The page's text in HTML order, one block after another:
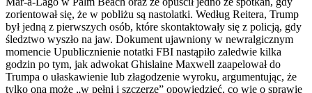
zorientował się, że w pobliżu są nastolatki. Według Reitera, Trump
był jedną z pierwszych osób, które skontaktowały się z policją, gdy
śledztwo wyszło na jaw. Dokument ujawniony w newralgicznym
momencie Upublicznienie notatki FBI nastąpiło zaledwie kilka
godzin po tym, jak adwokat Ghislaine Maxwell zaapelował do
Trumpa o ułaskawienie lub złagodzenie wyroku, argumentując, że
tylko ona może „w pełni i szczerze” opowiedzieć, co wie o sprawie